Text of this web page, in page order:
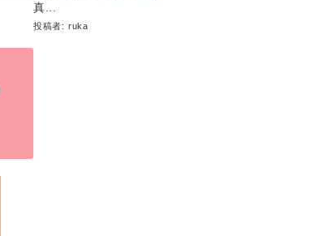
真...
投稿者: ruka